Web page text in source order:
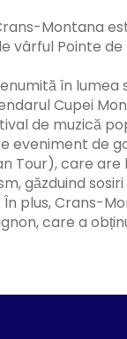
Montana
vârful Pointe
în lumea
Cupei
de muzică
eveniment de
Tour), care
găzduind
plus, Crans-
care a